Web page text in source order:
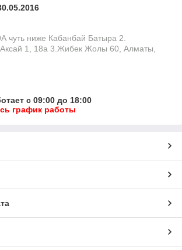
Кабанбай Батыра ㅤㅤㅤㅤㅤㅤㅤㅤㅤㅤㅤㅤㅤㅤ2.
1, 18а 3.Жибек Жолы 60, Алматы,
с 09:00 до 18:00
график работы